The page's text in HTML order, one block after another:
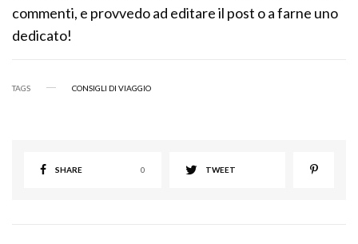
commenti, e provvedo ad editare il post o a farne uno
dedicato!
TAGS CONSIGLI DI VIAGGIO
SHARE 0 TWEET